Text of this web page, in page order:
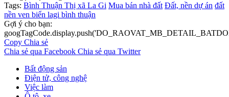
Tags: Bình Thuận Thị xã La Gi Mua bán nhà đất Đất, nền dự án đất
nền ven biển lagi bình thuận
Gợi ý cho bạn:
Copy Chia sẻ
Chia sẻ qua Facebook Chia sẻ qua Twitter
Bất động sản
Điện tử, công nghệ
Việc làm